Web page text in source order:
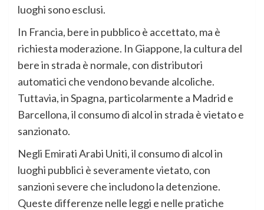
luoghi sono esclusi.
In Francia, bere in pubblico è accettato, ma è
richiesta moderazione. In Giappone, la cultura del
bere in strada è normale, con distributori
automatici che vendono bevande alcoliche.
Tuttavia, in Spagna, particolarmente a Madrid e
Barcellona, il consumo di alcol in strada è vietato e
sanzionato.
Negli Emirati Arabi Uniti, il consumo di alcol in
luoghi pubblici è severamente vietato, con
sanzioni severe che includono la detenzione.
Queste differenze nelle leggi e nelle pratiche